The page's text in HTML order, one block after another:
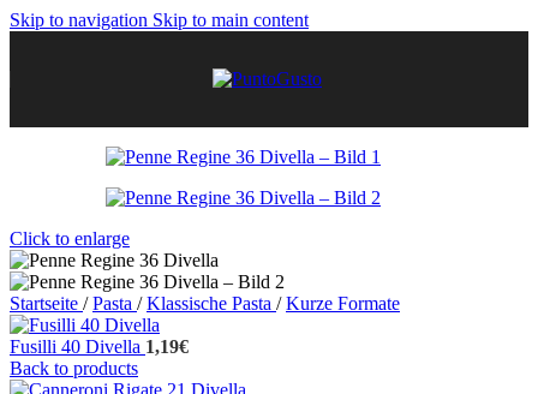
Skip to navigation Skip to main content
Click to enlarge
Startseite / Pasta / Klassische Pasta / Kurze Formate
Fusilli 40 Divella 1,19€
Back to products